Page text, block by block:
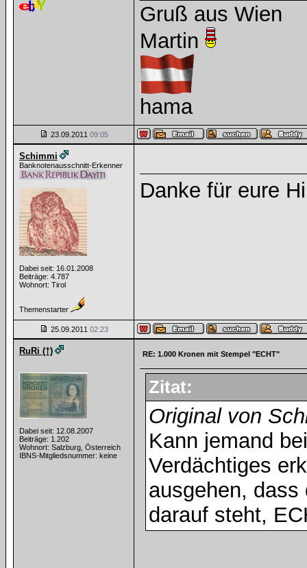
Gruß aus Wien
Martin
hama
23.09.2011 09:05
Schimmi
Banknotenausschnitt-Erkenner
Dabei seit: 16.01.2008
Beiträge: 4.787
Wohnort: Tirol
Themenstarter
Danke für eure
25.09.2011 02:23
RuRi (†)
Dabei seit: 12.08.2007
Beiträge: 1.202
Wohnort: Salzburg, Österreich
IBNS-Mitgliedsnummer: keine
RE: 1.000 Kronen mit Stempel "ECHT"
Zitat:
Original von
Kann jemand
Verdächtiges
ausgehen,
darauf steht,